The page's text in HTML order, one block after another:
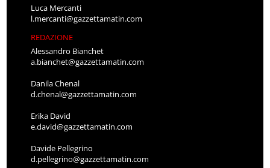
Luca Mercanti
l.mercanti@gazzettamatin.com
REDAZIONE
Alessandro Bianchet
a.bianchet@gazzettamatin.com
Danila Chenal
d.chenal@gazzettamatin.com
Erika David
e.david@gazzettamatin.com
Davide Pellegrino
d.pellegrino@gazzettamatin.com